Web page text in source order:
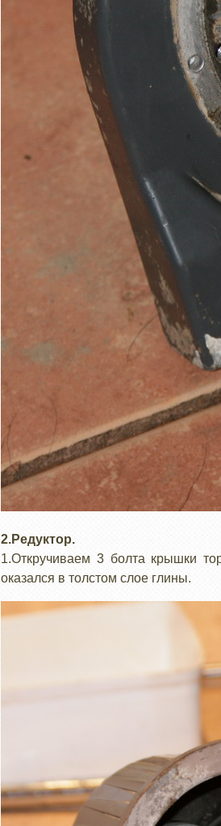
2.Редуктор.
1.Откручиваем 3 болта крышки
оказался в толстом слое глины.